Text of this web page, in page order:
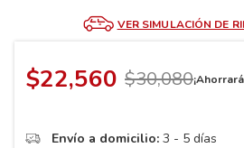
VER SIMULACIÓN DE
$22,560 $30,080
Envío a domicilio: 3 - 5 días
7. 245
9.195